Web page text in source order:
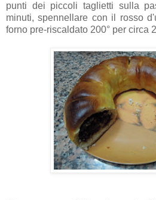
punti dei piccoli taglietti sulla
minuti, spennellare con il rosso
forno pre-riscaldato 200° per circa